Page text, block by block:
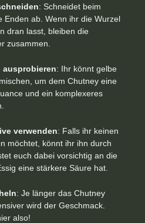
: Schneidet beim
Enden ab. Wenn ihr die Wurzel
dran lasst, bleiben die
zusammen.
ausprobieren: Ihr könnt gelbe
um dem Chutney eine
und ein komplexeres
verwenden: Falls ihr keinen
möchtet, könnt ihr ihn durch
euch dabei vorsichtig an die
eine stärkere Säure hat.
: Je länger das Chutney
wird der Geschmack.
also!